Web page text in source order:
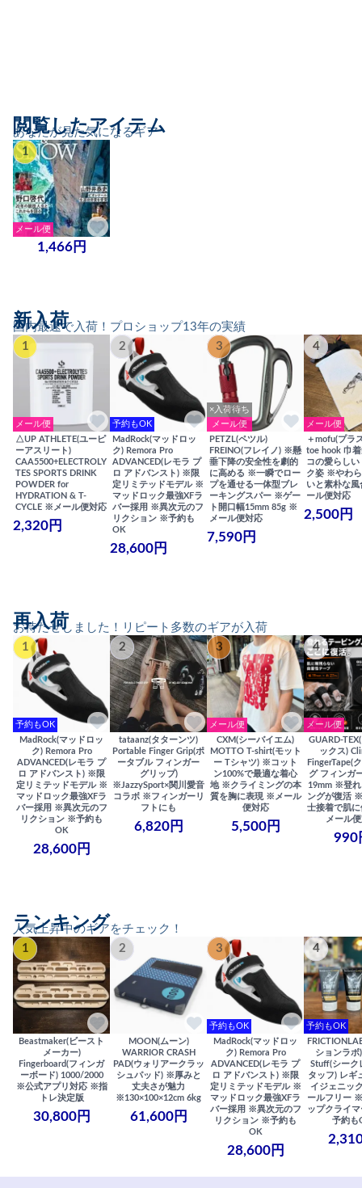
あなたが見た気になるギア
閲覧したアイテム
1
メール便
1,466円
国内最速で入荷！プロショップ13年の実績
新入荷
1
メール便
△UP ATHLETE(ユーピ
ーアスリート)
CAA5500+ELECTROLY
TES SPORTS DRINK
POWDER for
HYDRATION & T-
CYCLE ※メール便対応
2,320円
2
予約もOK
MadRock(マッドロッ
ク) Remora Pro
ADVANCED(レモラ プ
ロ アドバンスト) ※限
定リミテッドモデル ※
マッドロック最強XFラ
バー採用 ※異次元のフ
リクション ※予約も
OK
28,600円
3
×入荷待ち
メール便
PETZL(ペツル)
FREINO(フレイノ) ※懸
垂下降の安全性を劇的
に高める ※一瞬でロー
プを通せる一体型ブレ
ーキングスパー ※ゲー
ト開口幅15mm 85g ※
メール便対応
7,590円
4
メール便
＋mofu(プラ
toe hook 巾
コの愛らしい
ク姿 ※やわ
いと素朴な
ール便対応
2,500円
お待たせしました！リピート多数のギアが入荷
再入荷
1
予約もOK
MadRock(マッドロッ
ク) Remora Pro
ADVANCED(レモラ プ
ロ アドバンスト) ※限
定リミテッドモデル ※
マッドロック最強XFラ
バー採用 ※異次元のフ
リクション ※予約も
OK
28,600円
2
tataanz(タターンツ)
Portable Finger Grip(ポ
ータブル フィンガー
グリップ)
※JazzySport×関川愛音
コラボ ※フィンガーリ
フトにも
6,820円
3
メール便
CXM(シーバイエム)
MOTTO T-shirt(モット
ー Tシャツ) ※コット
ン100%で最適な着心
地 ※クライミングの本
質を胸に表現 ※メール
便対応
5,500円
4
メール便
GUARD-
ックス)
FingerTape(
グ フィンガ
19mm ※登れ
ングが復活
士接着で肌
メール
990
人気上昇中のギアをチェック！
ランキング
1
Beastmaker(ビースト
メーカー)
Fingerboard(フィンガ
ーボード) 1000/2000
※公式アプリ対応 ※指
トレ決定版
30,800円
2
MOON(ムーン)
WARRIOR CRASH
PAD(ウォリアークラッ
シュパッド) ※厚みと
丈夫さが魅力
※130×100×12cm 6kg
61,600円
3
予約もOK
MadRock(マッドロッ
ク) Remora Pro
ADVANCED(レモラ プ
ロ アドバンスト) ※限
定リミテッドモデル ※
マッドロック最強XFラ
バー採用 ※異次元のフ
リクション ※予約も
OK
28,600円
4
予約もOK
ションラボ
Stuff(シーク
タッフ) レギ
イジェニッ
ールフリー
ップクライ
予約も